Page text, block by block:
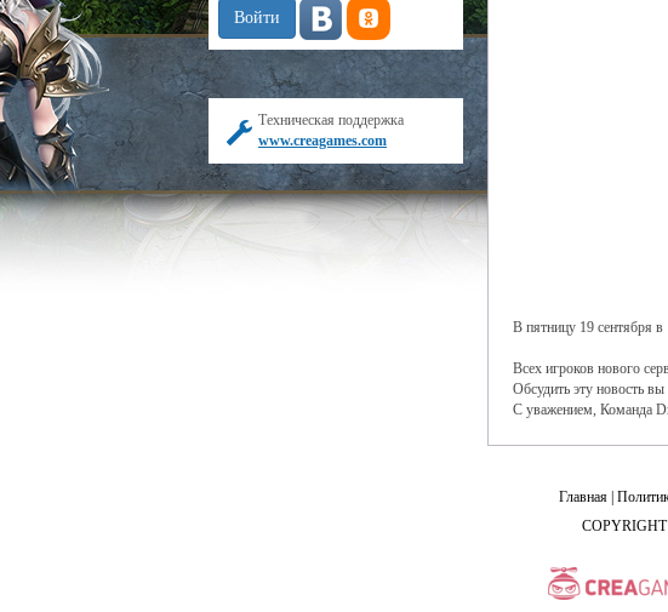
Техническая поддержка
www.creagames.com
В пятницу 19 сентября
Всех игроков нового
Обсудить эту новость
С уважением, Команда
Главная